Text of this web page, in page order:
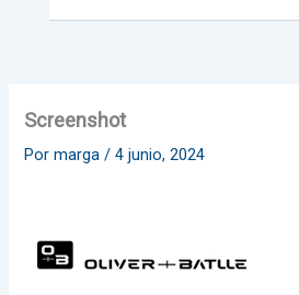
Screenshot
Pormarga/4 junio, 2024